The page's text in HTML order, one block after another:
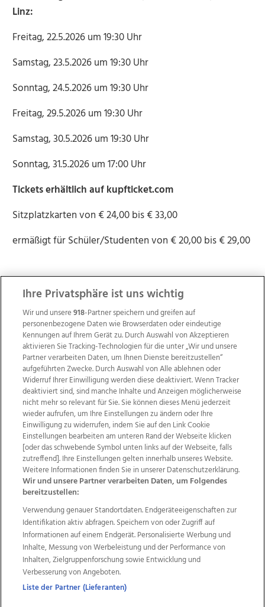
Linz:
Freitag, 22.5.2026 um 19:30 Uhr
Samstag, 23.5.2026 um 19:30 Uhr
Sonntag, 24.5.2026 um 19:30 Uhr
Freitag, 29.5.2026 um 19:30 Uhr
Samstag, 30.5.2026 um 19:30 Uhr
Sonntag, 31.5.2026 um 17:00 Uhr
Tickets erhältlich auf kupfticket.com
Sitzplatzkarten von € 24,00 bis € 33,00
ermäßigt für Schüler/Studenten von € 20,00 bis € 29,00
Wir über uns Mediadaten Kontakt
Jobs
Datenschutz
Impressum
AGB Anzeigekunden
AGB Website
Ehrenkodex Politische Werbung
Weitere Angebote des Medienhauses Wimmer
TV1 di-mog-i.at OÖNow
Ischler Woche
Life Radio
OÖNachrichten
OÖN Immobilien
OÖN Karriere
OÖN Reise
Promenaden Galerien
Regionaljobs
wasistlos.at wirtrauern.at
Ihre Privatsphäre ist uns wichtig
Wir und unsere918-Partner speichern und greifen auf
personenbezogene Daten wie Browserdaten oder eindeutige
Kennungen auf Ihrem Gerät zu. Durch Auswahl von Akzeptieren
aktivieren Sie Tracking-Technologien für die unter „Wir und unsere
Partner verarbeiten Daten, um Ihnen Dienste bereitzustellen“
aufgeführten Zwecke. Durch Auswahl von Alle ablehnen oder
Widerruf Ihrer Einwilligung werden diese deaktiviert. Wenn Tracker
deaktiviert sind, sind manche Inhalte und Anzeigen möglicherweise
nicht mehr so relevant für Sie. Sie können dieses Menü jederzeit
wieder aufrufen, um Ihre Einstellungen zu ändern oder Ihre
Einwilligung zu widerrufen, indem Sie auf den Link Cookie
Einstellungen bearbeiten am unteren Rand der Webseite klicken
[oder das schwebende Symbol unten links auf der Webseite, falls
zutreffend]. Ihre Einstellungen gelten innerhalb unseres Website.
Weitere Informationen finden Sie in unserer Datenschutzerklärung.
Wir und unsere Partner verarbeiten Daten, um Folgendes
bereitzustellen:
Verwendung genauer Standortdaten. Endgeräteeigenschaften zur
Identifikation aktiv abfragen. Speichern von oder Zugriff auf
Informationen auf einem Endgerät. Personalisierte Werbung und
Inhalte, Messung von Werbeleistung und der Performance von
Inhalten, Zielgruppenforschung sowie Entwicklung und
Verbesserung von Angeboten.
Liste der Partner (Lieferanten)